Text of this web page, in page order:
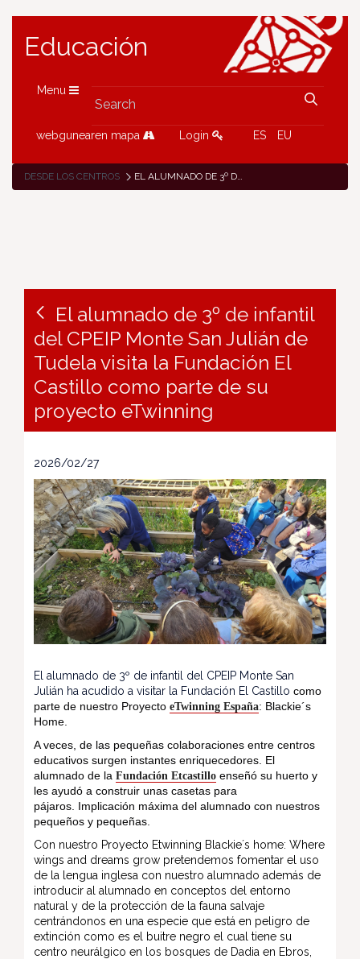
Educación
Menu
webgunearen mapa Login ES EU
DESDE LOS CENTROS EL ALUMNADO DE 3º DE INFANTIL DEL CPEIP MONTE SAN JULIÁN DE TUDELA VISITA LA FUNDACIÓN EL CASTILLO COMO PARTE DE SU PROYECTO ETWINNING
El alumnado de 3º de infantil
del CPEIP Monte San Julián de
Tudela visita la Fundación El
Castillo como parte de su
proyecto eTwinning
2026/02/27
El alumnado de 3º de infantil del CPEIP Monte San
Julián ha acudido a visitar la Fundación El Castillo como
parte de nuestro Proyecto eTwinning España: Blackie´s
Home.
A veces, de las pequeñas colaboraciones entre centros
educativos surgen instantes enriquecedores. El
alumnado de la Fundación Etcastillo enseñó su huerto y
les ayudó a construir unas casetas para
pájaros. Implicación máxima del alumnado con nuestros
pequeños y pequeñas.
Con nuestro Proyecto Etwinning Blackie´s home: Where
wings and dreams grow pretendemos fomentar el uso
de la lengua inglesa con nuestro alumnado además de
introducir al alumnado en conceptos del entorno
natural y de la protección de la fauna salvaje
centrándonos en una especie que está en peligro de
extinción como es el buitre negro el cual tiene su
centro neurálgico en los bosques de Dadia en Ebros,